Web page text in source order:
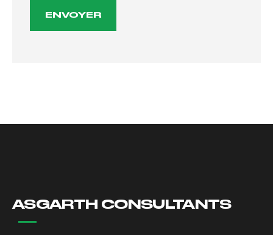
ASGARTH CONSULTANTS